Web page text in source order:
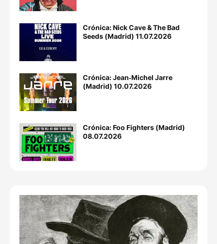
Crónica: Nick Cave & The Bad
Seeds (Madrid) 11.07.2026
Crónica: Jean‐Michel Jarre
(Madrid) 10.07.2026
Crónica: Foo Fighters (Madrid)
08.07.2026